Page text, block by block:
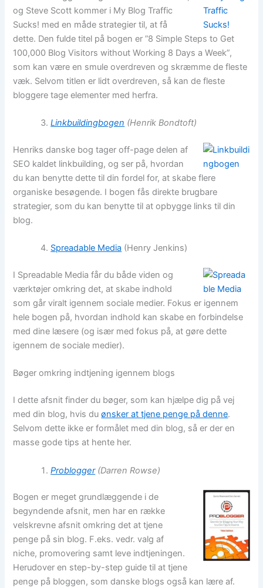
og Steve Scott kommer i My Blog Traffic
Sucks! med en måde strategier til, at få
dette. Den fulde titel på bogen er ”8 Simple Steps to Get
100,000 Blog Visitors without Working 8 Days a Week”,
som kan være en smule overdreven og skræmme de fleste
væk. Selvom titlen er lidt overdreven, så kan de fleste
bloggere tage elementer med herfra.
Linkbuildingbogen (Henrik Bondtoft)
Henriks danske bog tager off-page delen af
SEO kaldet linkbuilding, og ser på, hvordan
du kan benytte dette til din fordel for, at skabe flere
organiske besøgende. I bogen fås direkte brugbare
strategier, som du kan benytte til at opbygge links til din
blog.
Spreadable Media (Henry Jenkins)
I Spreadable Media får du både viden og
værktøjer omkring det, at skabe indhold
som går viralt igennem sociale medier. Fokus er igennem
hele bogen på, hvordan indhold kan skabe en forbindelse
med dine læsere (og især med fokus på, at gøre dette
igennem de sociale medier).
Bøger omkring indtjening igennem blogs
I dette afsnit finder du bøger, som kan hjælpe dig på vej
med din blog, hvis duønsker at tjene penge på denne.
Selvom dette ikke er formålet med din blog, så er der en
masse gode tips at hente her.
Problogger(Darren Rowse)
Bogen er meget grundlæggende i de
begyndende afsnit, men har en række
velskrevne afsnit omkring det at tjene
penge på sin blog. F.eks. vedr. valg af
niche, promovering samt leve indtjeningen.
Herudover en step-by-step guide til at tjene
penge på bloggen, som danske blogs også kan lære af.